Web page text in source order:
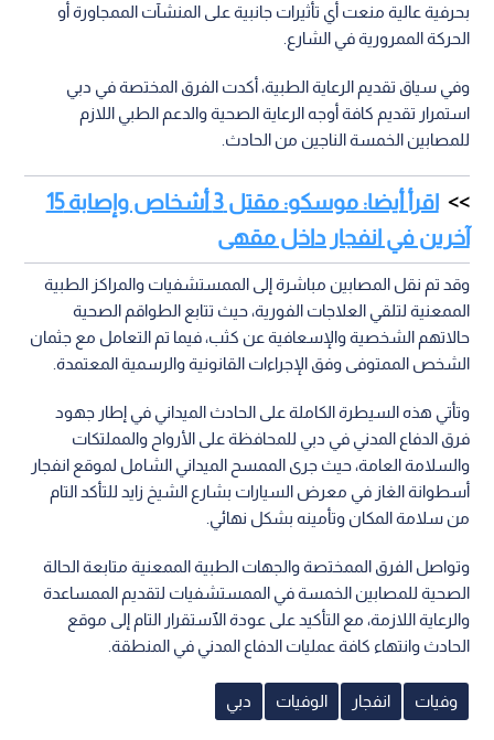
بحرفية عالية منعت أي تأثيرات جانبية على المنشآت الممجاورة أو
الحركة الممرورية في الشارع.
وفي سياق تقديم الرعاية الطبية، أكدت الفرق المختصة في دبي
استمرار تقديم كافة أوجه الرعاية الصحية والدعم الطبي اللازم
للمصابين الخمسة الناجين من الحادث.
اقرأ أيضا: موسكو: مقتل 3 أشخاص وإصابة 15
آخرين في انفجار داخل مقهى
وقد تم نقل المصابين مباشرة إلى الممستشفيات والمراكز الطبية
الممعنية لتلقي العلاجات الفورية، حيث تتابع الطواقم الصحية
حالاتهم الشخصية والإسعافية عن كثب، فيما تم التعامل مع جثمان
الشخص الممتوفى وفق الإجراءات القانونية والرسمية المعتمدة.
وتأتي هذه السيطرة الكاملة على الحادث الميداني في إطار جهود
فرق الدفاع المدني في دبي للمحافظة على الأرواح والمملتكات
والسلامة العامة، حيث جرى الممسح الميداني الشامل لموقع انفجار
أسطوانة الغاز في معرض السيارات بشارع الشيخ زايد للتأكد التام
من سلامة المكان وتأمينه بشكل نهائي.
وتواصل الفرق الممختصة والجهات الطبية الممعنية متابعة الحالة
الصحية للمصابين الخمسة في الممستشفيات لتقديم الممساعدة
والرعاية اللازمة، مع التأكيد على عودة الٱستقرار التام إلى موقع
الحادث وانتهاء كافة عمليات الدفاع المدني في المنطقة.
وفيات انفجار الوفيات دبي